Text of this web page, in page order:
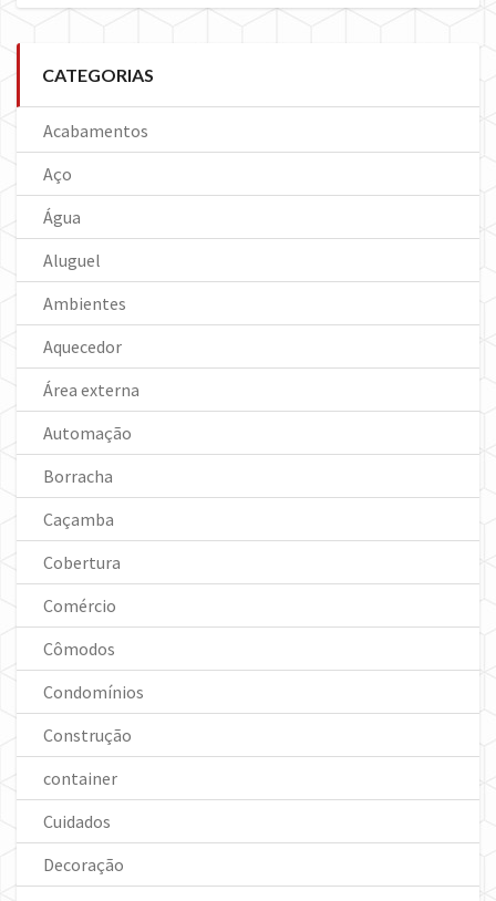
CATEGORIAS
Acabamentos
Aço
Água
Aluguel
Ambientes
Aquecedor
Área externa
Automação
Borracha
Caçamba
Cobertura
Comércio
Cômodos
Condomínios
Construção
container
Cuidados
Decoração